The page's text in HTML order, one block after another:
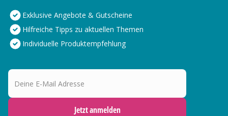
Exklusive Angebote & Gutscheine
Hilfreiche Tipps zu aktuellen Themen
Individuelle Produktempfehlung
Deine E-Mail Adresse
Jetzt anmelden